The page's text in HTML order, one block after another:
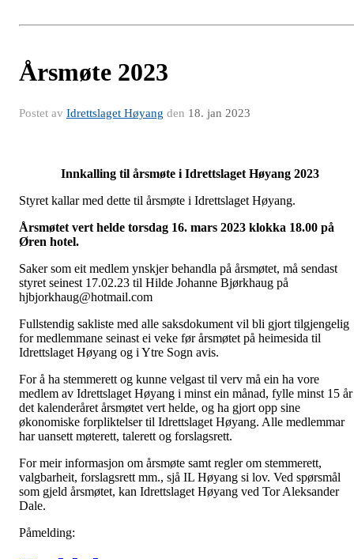
Årsmøte 2023
Postet av Idrettslaget Høyang den 18. jan 2023
Innkalling til årsmøte i Idrettslaget Høyang 2023
Styret kallar med dette til årsmøte i Idrettslaget Høyang.
Årsmøtet vert helde torsdag 16. mars 2023 klokka 18.00 på
Øren hotel.
Saker som eit medlem ynskjer behandla på årsmøtet, må sendast
styret seinest 17.02.23 til Hilde Johanne Bjørkhaug på
hjbjorkhaug@hotmail.com
Fullstendig sakliste med alle saksdokument vil bli gjort tilgjengelig
for medlemmane seinast ei veke før årsmøtet på heimesida til
Idrettslaget Høyang og i Ytre Sogn avis.
For å ha stemmerett og kunne velgast til verv må ein ha vore
medlem av Idrettslaget Høyang i minst ein månad, fylle minst 15
det kalenderåret årsmøtet vert helde, og ha gjort opp sine
økonomiske forpliktelser til Idrettslaget Høyang. Alle medlemmar
har uansett møterett, talerett og forslagsrett.
For meir informasjon om årsmøte samt regler om stemmerett,
valgbarheit, forslagsrett mm., sjå IL Høyang si lov. Ved spørsmål
som gjeld årsmøtet, kan Idrettslaget Høyang ved Tor Aleksander
Dale.
Påmelding: